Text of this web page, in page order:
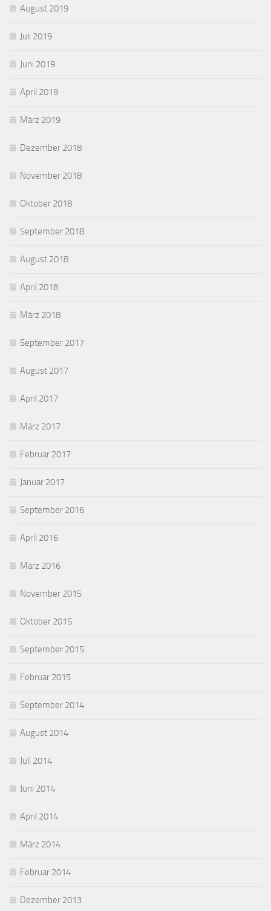
August 2019
Juli 2019
Juni 2019
April 2019
März 2019
Dezember 2018
November 2018
Oktober 2018
September 2018
August 2018
April 2018
März 2018
September 2017
August 2017
April 2017
März 2017
Februar 2017
Januar 2017
September 2016
April 2016
März 2016
November 2015
Oktober 2015
September 2015
Februar 2015
September 2014
August 2014
Juli 2014
Juni 2014
April 2014
März 2014
Februar 2014
Dezember 2013